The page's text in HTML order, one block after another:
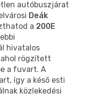
autóbuszjárat
Deák
a 200E
hivatalos
ahol rögzített
a fuvart. A
így a késő esti
közlekedési